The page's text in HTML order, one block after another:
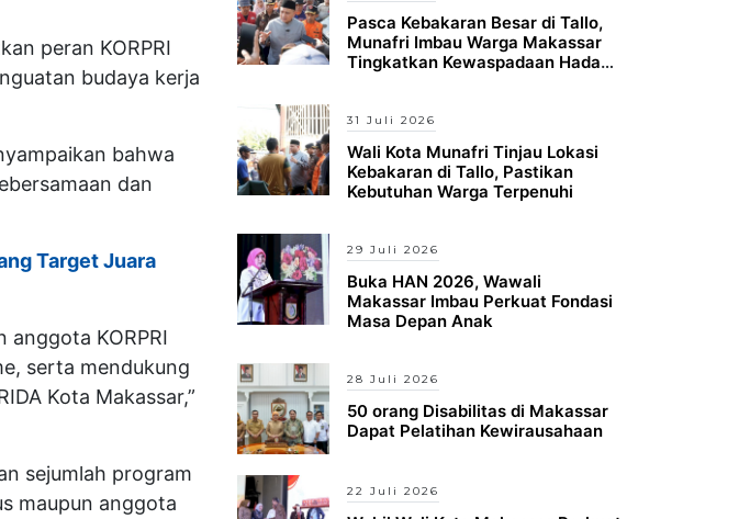
peran KORPRI
budaya kerja
bahwa
dan
Target Juara
anggota KORPRI
serta mendukung
Kota Makassar,”
sejumlah program
maupun anggota
Pasca Kebakaran Besar di Tallo,
Munafri Imbau Warga Makassar
Tingkatkan Kewaspadaan Hadapi
31 Juli 2026
Wali Kota Munafri Tinjau Lokasi
Kebakaran di Tallo, Pastikan
Kebutuhan Warga Terpenuhi
29 Juli 2026
Buka HAN 2026, Wawali
Makassar Imbau Perkuat Fondasi
Masa Depan Anak
28 Juli 2026
50 orang Disabilitas di Makassar
Dapat Pelatihan Kewirausahaan
22 Juli 2026